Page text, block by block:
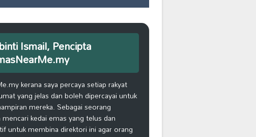
Ismail, Pencipta
kerana saya percaya setiap rakyat
yang jelas dan boleh dipercayai untuk
mereka. Sebagai seorang
kedai emas yang telus dan
untuk membina direktori ini agar orang